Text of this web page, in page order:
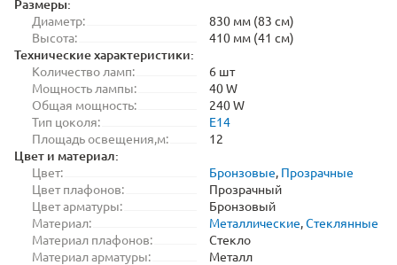
Размеры:
Диаметр:
830 мм (83 см)
Высота:
410 мм (41 см)
Технические характеристики:
Количество ламп:
6 шт
Мощность лампы:
40 W
Общая мощность:
240 W
Тип цоколя:
E14
Площадь освещения,м:
12
Цвет и материал:
Цвет: Бронзовые, Прозрачные
Цвет плафонов:
Прозрачный
Цвет арматуры:
Бронзовый
Материал:
Металлические,Стеклянные
Материал плафонов:
Стекло
Материал арматуры:
Металл